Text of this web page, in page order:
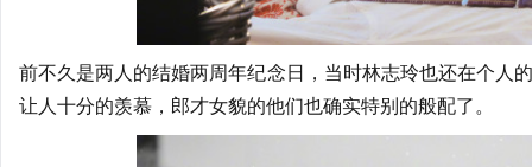
前不久是两人的结婚两周年纪念日，当时林志玲也还在个人
让人十分的羡慕，郎才女貌的他们也确实特别的般配了。